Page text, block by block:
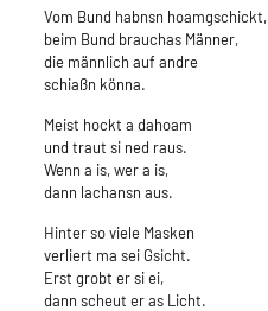
Vom Bund habnsn hoamgschickt,
beim Bund brauchas Männer,
die männlich auf andre
schiaßn könna.
Meist hockt a dahoam
und traut si ned raus.
Wenn a is, wer a is,
dann lachansn aus.
Hinter so viele Masken
verliert ma sei Gsicht.
Erst grobt er si ei,
dann scheut er as Licht.